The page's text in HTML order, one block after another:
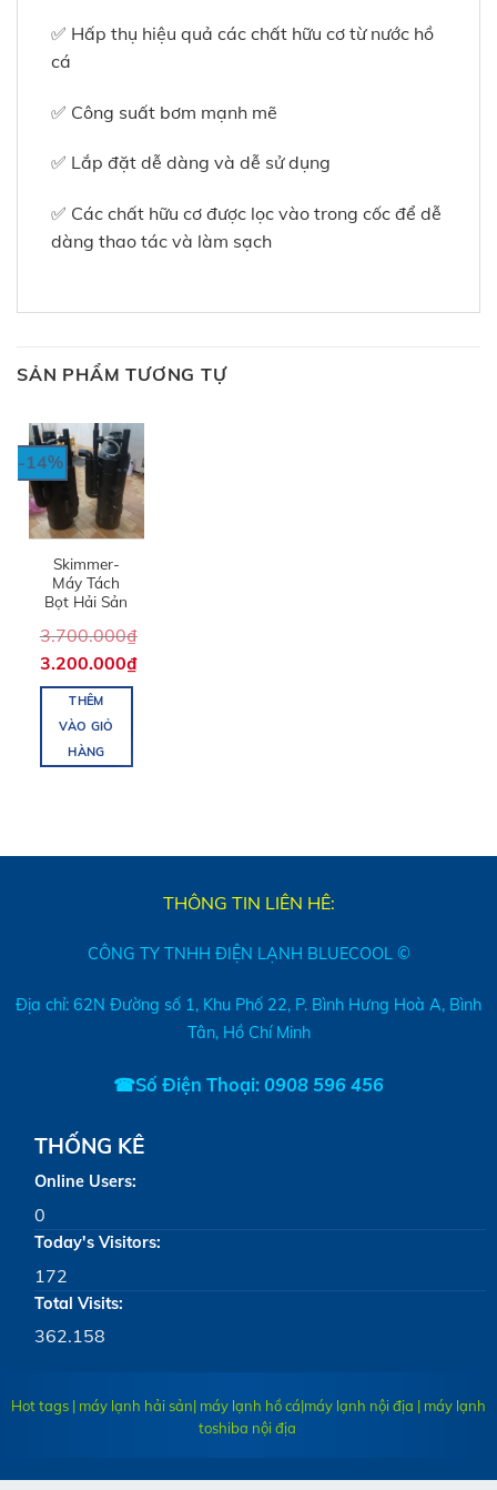
✅ Hấp thụ hiệu quả các chất hữu cơ từ nước hồ
cá
✅ Công suất bơm mạnh mẽ
✅ Lắp đặt dễ dàng và dễ sử dụng
✅ Các chất hữu cơ được lọc vào trong cốc để dễ
dàng thao tác và làm sạch
SẢN PHẨM TƯƠNG TỰ
-14%
Skimmer-
Máy Tách
Bọt Hải Sản
3.700.000₫
3.200.000₫
THÊM
VÀO GIỎ
HÀNG
THÔNG TIN LIÊN HÊ:
CÔNG TY TNHH ĐIỆN LẠNH BLUECOOL ©
Địa chỉ: 62N Đường số 1, Khu Phố 22, P. Bình Hưng Hoà A, Bình
Tân, Hồ Chí Minh
☎Số Điện Thoại: 0908 596 456
THỐNG KÊ
Online Users:
0
Today's Visitors:
172
Total Visits:
362.158
Hot tags | máy lạnh hải sản| máy lạnh hồ cá|máy lạnh nội địa | máy lạnh
toshiba nội địa